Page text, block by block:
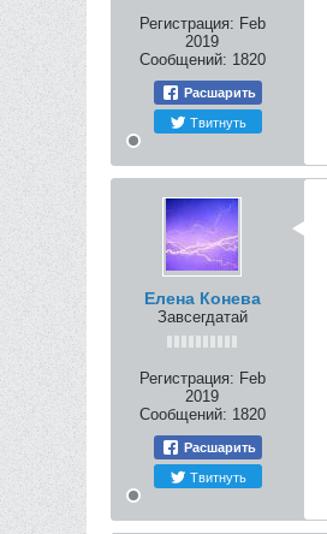
Регистрация: Feb
2019
Сообщений: 1820
Расшарить
Твитнуть
Елена Конева
Завсегдатай
Регистрация: Feb
2019
Сообщений: 1820
Расшарить
Твитнуть